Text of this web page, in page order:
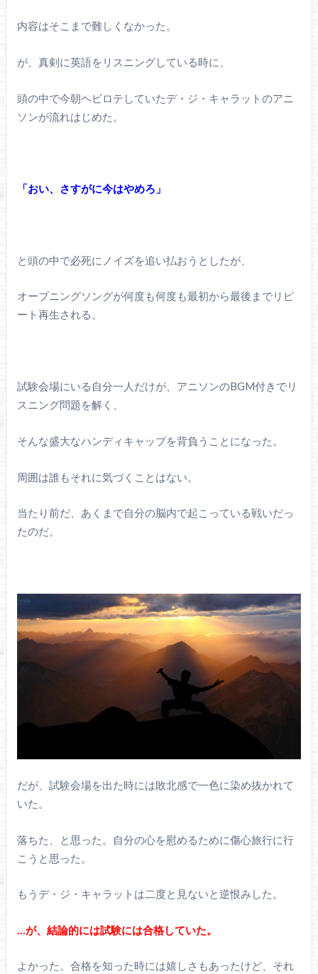
内容はそこまで難しくなかった。
が、真剣に英語をリスニングしている時に、
頭の中で今朝ヘビロテしていたデ・ジ・キャラットのアニ
ソンが流れはじめた。
「おい、さすがに今はやめろ」
と頭の中で必死にノイズを追い払おうとしたが、
オープニングソングが何度も何度も最初から最後までリピ
ート再生される。
試験会場にいる自分一人だけが、アニソンのBGM付きでリ
スニング問題を解く、
そんな盛大なハンディキャップを背負うことになった。
周囲は誰もそれに気づくことはない。
当たり前だ、あくまで自分の脳内で起こっている戦いだっ
たのだ。
だが、試験会場を出た時には敗北感で一色に染め抜かれて
いた。
落ちた、と思った。自分の心を慰めるために傷心旅行に行
こうと思った。
もうデ・ジ・キャラットは二度と見ないと逆恨みした。
…が、結論的には試験には合格していた。
よかった。合格を知った時には嬉しさもあったけど、それ